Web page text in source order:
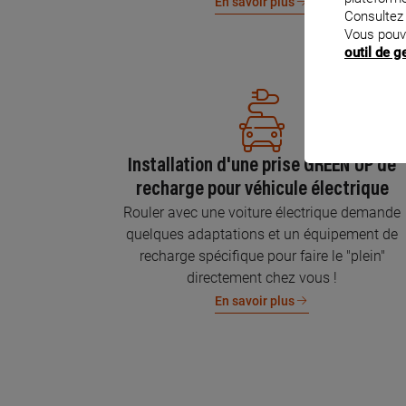
Installation d'une prise GREEN'UP de
recharge pour véhicule électrique
Rouler avec une voiture électrique demande
quelques adaptations et un équipement de
recharge spécifique pour faire le "plein"
directement chez vous !
En savoir plus
Vous
outil de